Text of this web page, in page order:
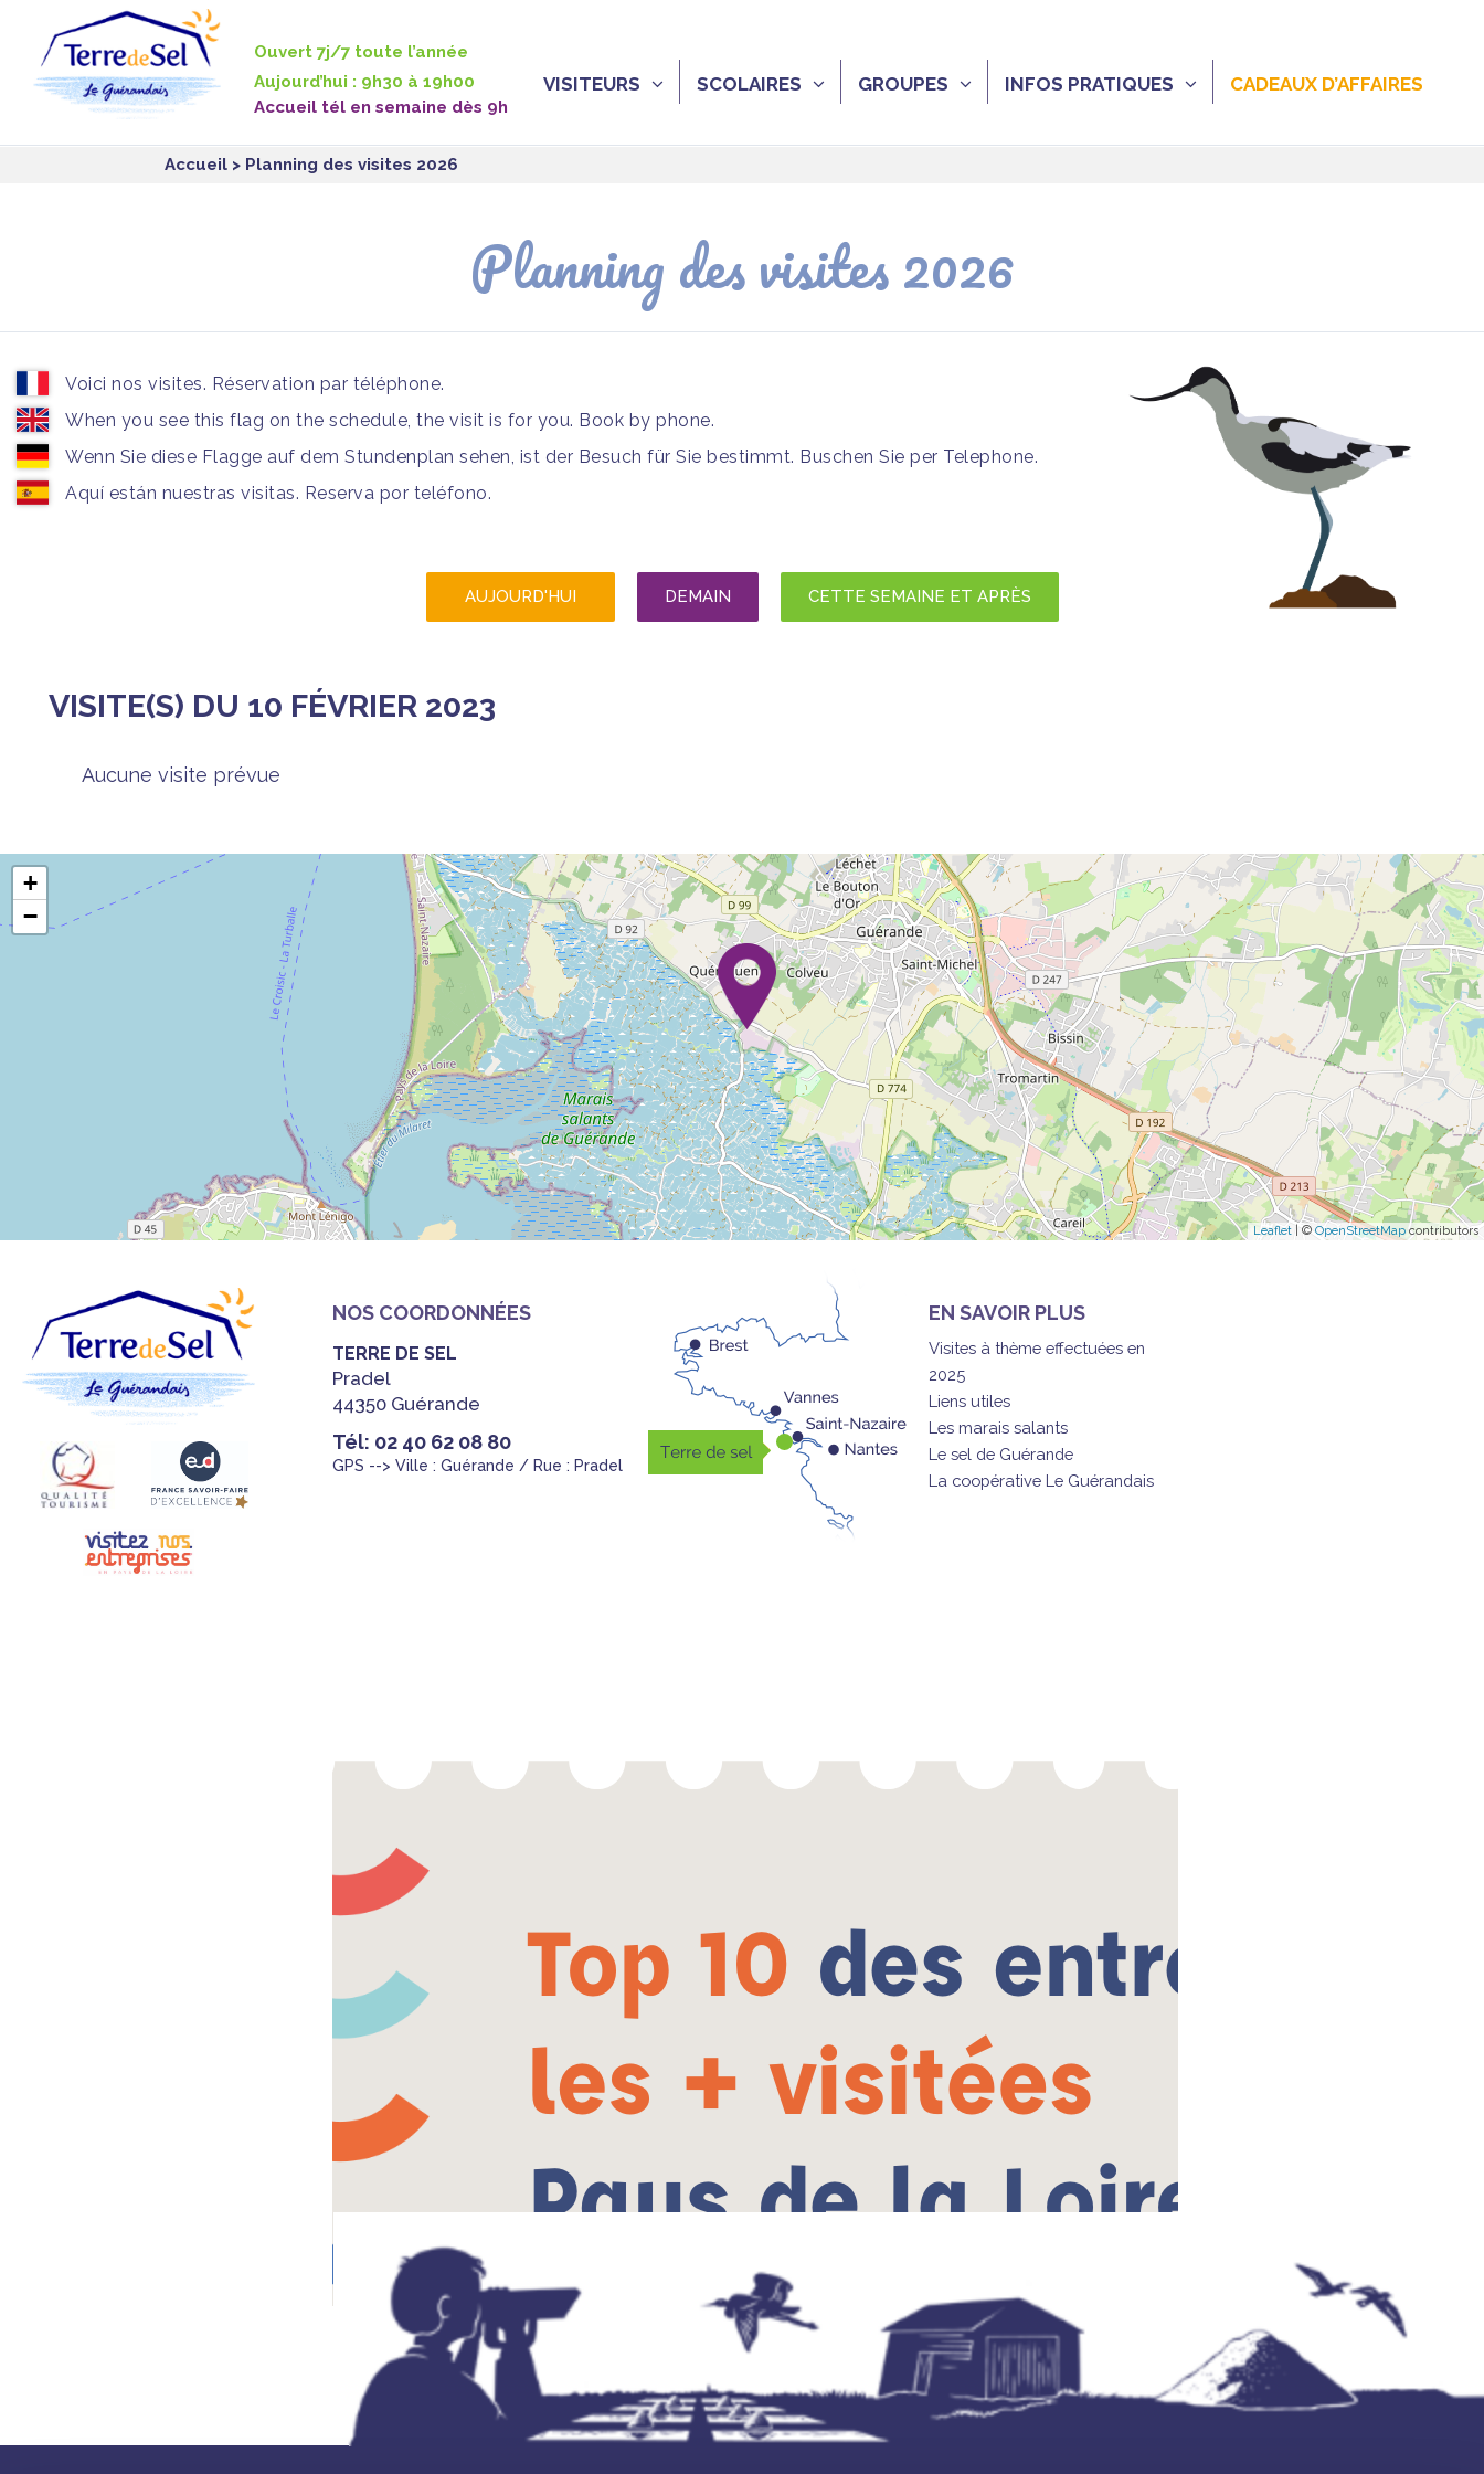
Ouvert 7j/7 toute l’année
Aujourd’hui : 9h30 à 19h00
Accueil tél en semaine dès 9h
VISITEURS SCOLAIRES GROUPES INFOS PRATIQUES CADEAUX D’AFFAIRES
Accueil > Planning des visites 2026
Planning des visites 2026
Voici nos visites. Réservation par téléphone.
When you see this flag on the schedule, the visit is for you. Book by phone.
Wenn Sie diese Flagge auf dem Stundenplan sehen, ist der Besuch für Sie bestimmt. Buschen Sie per Telephone.
Aquí están nuestras visitas. Reserva por teléfono.
AUJOURD'HUI DEMAIN CETTE SEMAINE ET APRÈS
VISITE(S) DU 10 FÉVRIER 2023
Aucune visite prévue
+
−
Leaflet | © OpenStreetMap contributors
NOS COORDONNÉES
TERRE DE SEL
Pradel
44350 Guérande
Tél: 02 40 62 08 80
GPS --> Ville : Guérande / Rue : Pradel
EN SAVOIR PLUS
Visites à thème effectuées en
2025
Liens utiles
Les marais salants
Le sel de Guérande
La coopérative Le Guérandais
Panneau de gestion des cookies